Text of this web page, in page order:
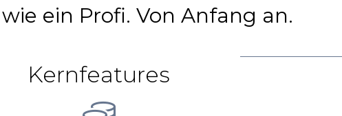
ein Profi. Von Anfang an.
Kernfeatures